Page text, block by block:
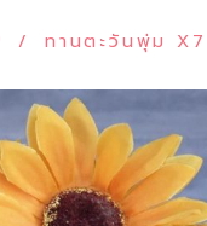
/ ทานตะวันพุ่ม X7